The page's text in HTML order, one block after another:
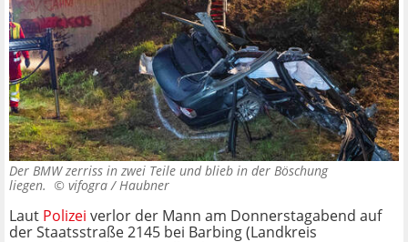
Der BMW zerriss in zwei Teile und blieb in der Böschung
liegen. © vifogra / Haubner
Laut Polizei verlor der Mann am Donnerstagabend auf
der Staatsstraße 2145 bei Barbing (Landkreis